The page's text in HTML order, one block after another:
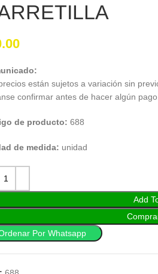
están sujetos a variación sin
confirmar antes de hacer algún pago.
de producto: 688
de medida: unidad
Add
Por Whatsapp